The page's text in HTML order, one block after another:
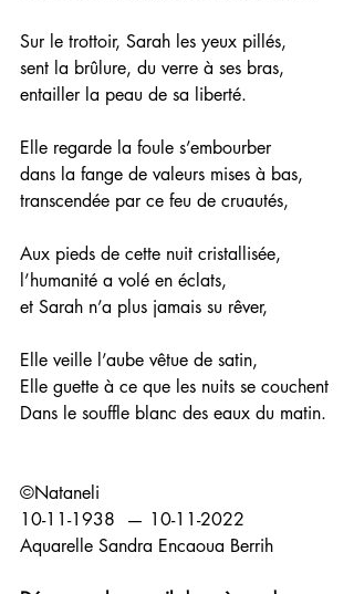
Sur le trottoir, Sarah les yeux pillés,
sent la brûlure, du verre à ses bras,
entailler la peau de sa liberté.
Elle regarde la foule s’embourber
dans la fange de valeurs mises à bas,
transcendée par ce feu de cruautés,
Aux pieds de cette nuit cristallisée,
l’humanité a volé en éclats,
et Sarah n’a plus jamais su rêver,
Elle veille l’aube vêtue de satin,
Elle guette à ce que les nuits se couchent
Dans le souffle blanc des eaux du matin.
©️Nataneli
10-11-1938  — 10-11-2022
Aquarelle Sandra Encaoua Berrih